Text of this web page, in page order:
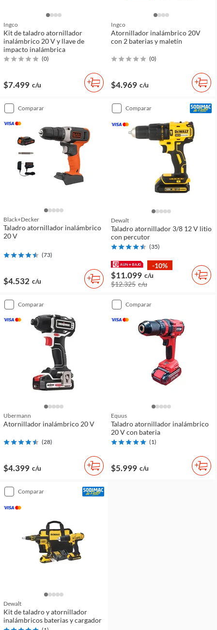
Ingco
Kit de taladro atornillador
inalámbrico 20 V y llave de
impacto inalámbrica
(0)
$7.499 c/u
Ingco
Atornillador inalámbrico 20V
con 2 baterias y maletín
(0)
$4.969 c/u
comparar
Black+decker
Taladro atornillador inalámbrico
20 V
(73)
$4.532 c/u
comparar
Dewalt
Taladro atornillador 3/8 12 V litio
con percutor
(35)
-10%
$11.099 c/u
$12.325 c/u
comparar
Ubermann
Atornillador inalámbrico 20 V
(28)
$4.399 c/u
comparar
Equus
Taladro atornillador inalámbrico
20 V con bateria
(1)
$5.999 c/u
comparar
Dewalt
Kit de taladro y atornillador
inalámbricos baterias y cargador